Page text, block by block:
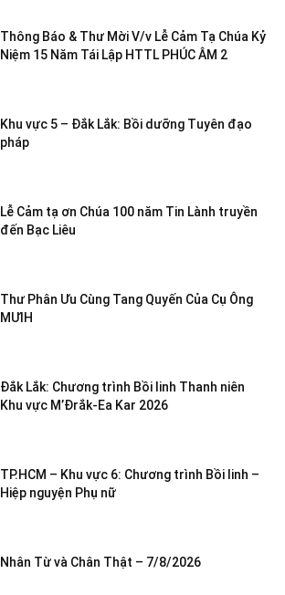
Thông Báo & Thư Mời V/v Lễ Cảm Tạ Chúa Kỷ
Niệm 15 Năm Tái Lập HTTL PHÚC ÂM 2
Khu vực 5 – Đắk Lắk: Bồi dưỡng Tuyên đạo
pháp
Lễ Cảm tạ ơn Chúa 100 năm Tin Lành truyền
đến Bạc Liêu
Thư Phân Ưu Cùng Tang Quyến Của Cụ Ông
MƯIH
Đắk Lắk: Chương trình Bồi linh Thanh niên
Khu vực M’Đrắk-Ea Kar 2026
TP.HCM – Khu vực 6: Chương trình Bồi linh –
Hiệp nguyện Phụ nữ
Nhân Từ và Chân Thật – 7/8/2026